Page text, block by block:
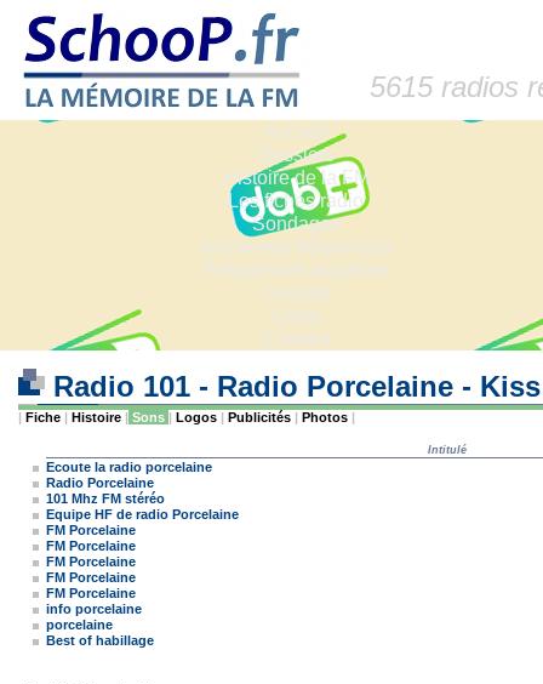
5615 radios
Accueil
Dossiers
Histoire de la FM
Les fiches radio
Sondages
Anciennes fréquences
Fréquences actuelles
Lexique
Liens
Contact
Radio 101 - Radio Porcelaine -
| Fiche | Histoire | Sons | Logos | Publicités | Photos |
Intitulé
Ecoute la radio porcelaine
Radio Porcelaine
101 Mhz FM stéréo
Equipe HF de radio Porcelaine
FM Porcelaine
FM Porcelaine
FM Porcelaine
FM Porcelaine
FM Porcelaine
info porcelaine
porcelaine
Best of habillage